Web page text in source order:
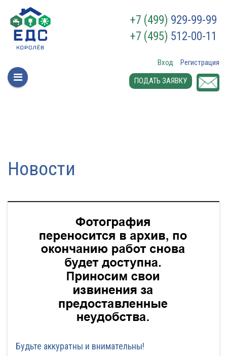
+7 (499) 929-99-99
+7 (495) 512-00-11
Вход
Регистрация
ПОДАТЬ ЗАЯВКУ
Новости
Будьте аккуратны и внимательны!